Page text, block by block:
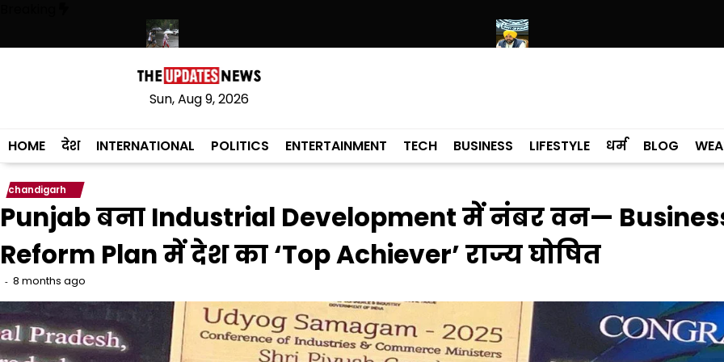
content
पंजाब में बारिश का दौर जारी, 10 अगस्त तक मानसून सक्रिय रहने की संभावना
Sun, Aug 9, 2026
HOME देश INTERNATIONAL POLITICS ENTERTAINMENT TECH BUSINESS LIFESTYLE धर्म BLOG
chandigarh
Punjab बना Industrial Development में नंबर वन—
Reform Plan में देश का ‘Top Achiever’ राज्य घोषित
8 months ago